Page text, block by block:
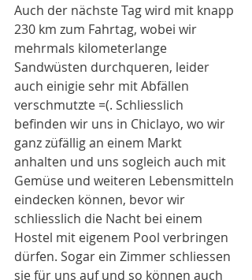
Auch der nächste Tag wird mit knapp
230 km zum Fahrtag, wobei wir
mehrmals kilometerlange
Sandwüsten durchqueren, leider
auch einigie sehr mit Abfällen
verschmutzte =(. Schliesslich
befinden wir uns in Chiclayo, wo wir
ganz züfällig an einem Markt
anhalten und uns sogleich auch mit
Gemüse und weiteren Lebensmitteln
eindecken können, bevor wir
schliesslich die Nacht bei einem
Hostel mit eigenem Pool verbringen
dürfen. Sogar ein Zimmer schliessen
sie für uns auf und so können auch